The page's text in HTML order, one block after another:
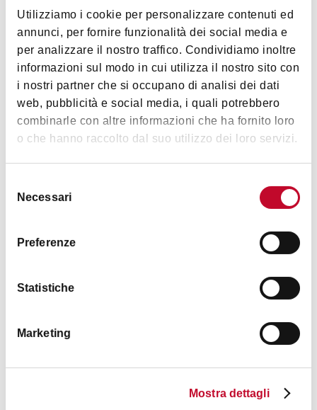
Utilizziamo i cookie per personalizzare contenuti ed
annunci, per fornire funzionalità dei social media e
per analizzare il nostro traffico. Condividiamo inoltre
informazioni sul modo in cui utilizza il nostro sito con
i nostri partner che si occupano di analisi dei dati
web, pubblicità e social media, i quali potrebbero
combinarle con altre informazioni che ha fornito loro
o che hanno raccolto dal suo utilizzo dei loro servizi.
delNecessari
Preferenze
Statistiche
Marketing
Mostra dettagli
Orari
Lunedì Chiuso
Martedì 15:00 - 19:00
Mercoledì 15:00 - 19:00
Giovedì 10:00 - 13:00 / 15:00 - 19:00
Venerdì 10:00 - 13:00 / 15:00 - 19:00
Sabato 10:00 - 13:00 / 15:00 - 19:00
Domenica 10:00 - 13:00 / 15:00 - 19:00